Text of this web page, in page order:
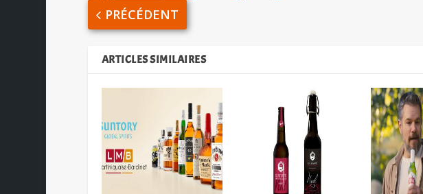
PRÉCÉDENT
ARTICLES SIMILAIRES